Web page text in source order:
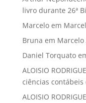
livro durante 26ª
Marceloem
Bruna em Marcelo
Daniel Torquato
ALOISIO
ciências contábeis
ALOISIO